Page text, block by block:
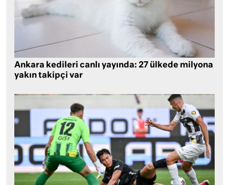
Ankara kedileri canlı yayında: 27 ülkede milyona
yakın takipçi var